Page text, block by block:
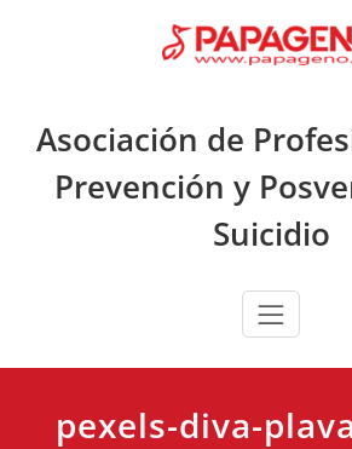
Asociación de
Prevención y
Suicidio
pexels-diva-